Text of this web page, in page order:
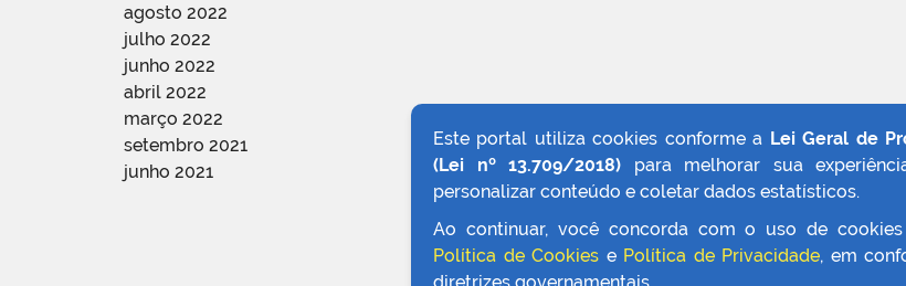
Este portal utiliza cookies conforme a Lei Geral de
(Lei nº 13.709/2018) para melhorar sua
personalizar conteúdo e coletar dados estatísticos.
Ao continuar, você concorda com o uso de
Política de Cookies e Política de Privacidade, em
agosto 2022
julho 2022
junho 2022
abril 2022
março 2022
setembro 2021
junho 2021